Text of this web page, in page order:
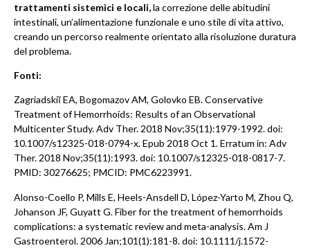
trattamenti sistemici e locali,la correzione delle abitudini
intestinali, un’alimentazione funzionale e uno stile di vita attivo,
creando un percorso realmente orientato alla risoluzione duratura
del problema.
Fonti:
Zagriadskiĭ EA, Bogomazov AM, Golovko EB. Conservative
Treatment of Hemorrhoids: Results of an Observational
Multicenter Study. Adv Ther. 2018 Nov;35(11):1979-1992. doi:
10.1007/s12325-018-0794-x. Epub 2018 Oct 1. Erratum in: Adv
Ther. 2018 Nov;35(11):1993. doi: 10.1007/s12325-018-0817-7.
PMID: 30276625; PMCID: PMC6223991.
Alonso-Coello P, Mills E, Heels-Ansdell D, López-Yarto M, Zhou Q,
Johanson JF, Guyatt G. Fiber for the treatment of hemorrhoids
complications: a systematic review and meta-analysis. Am J
Gastroenterol. 2006 Jan;101(1):181-8. doi: 10.1111/j.1572-